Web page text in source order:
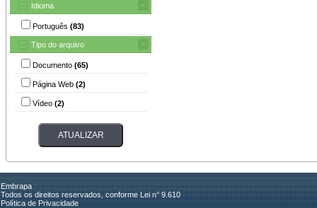
Idioma
Português (83)
Tipo do arquivo
Documento (65)
Página Web (2)
Vídeo (2)
Embrapa
Todos os direitos reservados, conforme Lei n° 9.610
Política de Privacidade